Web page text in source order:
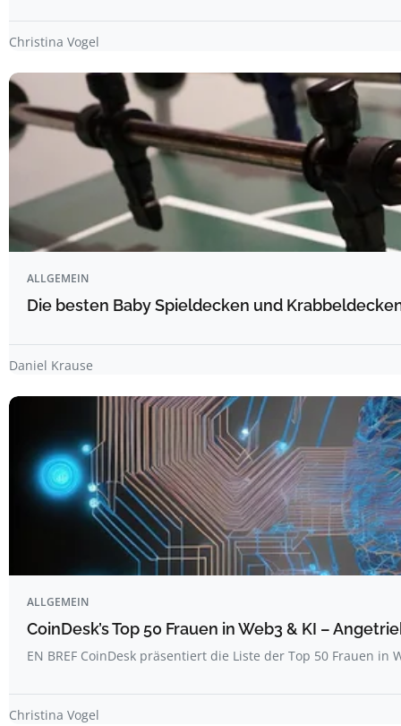
Christina Vogel
ALLGEMEIN
Die besten Baby Spieldecken und
Daniel Krause
ALLGEMEIN
CoinDesk’s Top 50 Frauen in Web3 & KI –
EN BREF CoinDesk präsentiert die Liste der Top 50 Frauen in
Christina Vogel